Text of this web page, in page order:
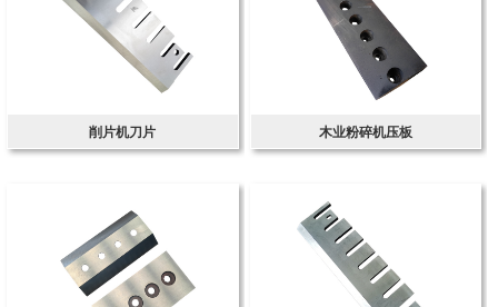
削片机刀片 木业粉碎机压板